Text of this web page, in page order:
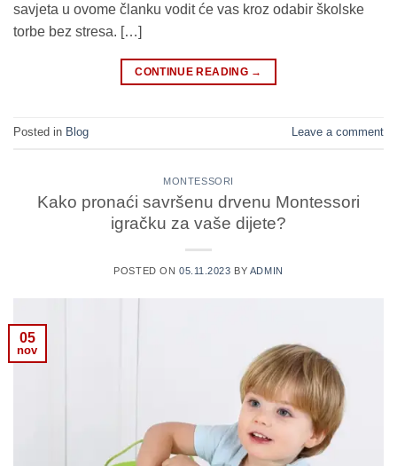
savjeta u ovome članku vodit će vas kroz odabir školske
torbe bez stresa. […]
CONTINUE READING →
Posted in Blog Leave a comment
MONTESSORI
Kako pronaći savršenu drvenu Montessori
igračku za vaše dijete?
POSTED ON 05.11.2023 BY ADMIN
05
nov